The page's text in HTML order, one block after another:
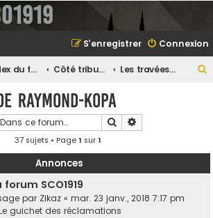
Connexion
S’enregistrer
Index du forum Côté tribune... Les travées de Raymond-Kopa
c
Raymond-Kopa
Rechercher
37 sujets • Page1 sur1
Annonces
SCO1919
par Zikaz « mar. 23 janv., 2018 7:17 pm
guichet des réclamations